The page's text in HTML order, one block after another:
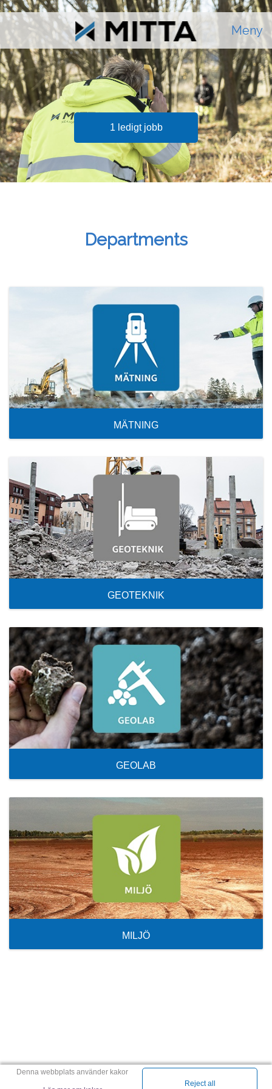
1 ledigt jobb
Meny
Departments
MÄTNING
GEOTEKNIK
GEOLAB
MILJÖ
Denna webbplats använder kakor
Reject all